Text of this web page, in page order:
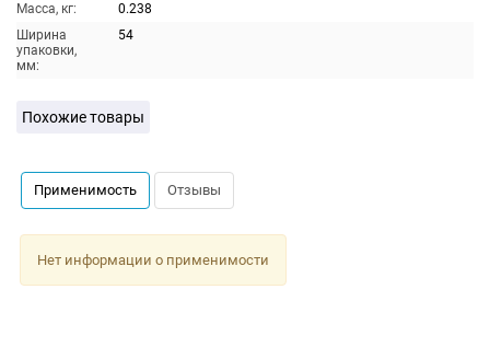
Масса, кг:
0.238
Ширина
упаковки,
мм:
54
Похожие товары
Применимость Отзывы
Нет информации о применимости